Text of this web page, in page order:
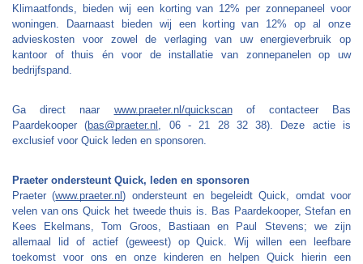
Klimaatfonds, bieden wij een korting van 12% per zonnepaneel voor
woningen. Daarnaast bieden wij een korting van 12% op al onze
advieskosten voor zowel de verlaging van uw energieverbruik op
kantoor of thuis én voor de installatie van zonnepanelen op uw
bedrijfspand.
Ga direct naar www.praeter.nl/quickscan of contacteer Bas
Paardekooper (bas@praeter.nl , 06 - 21 28 32 38). Deze actie is
exclusief voor Quick leden en sponsoren.
Praeter ondersteunt Quick, leden en sponsoren
Praeter (www.praeter.nl) ondersteunt en begeleidt Quick, omdat voor
velen van ons Quick het tweede thuis is. Bas Paardekooper, Stefan en
Kees Ekelmans, Tom Groos, Bastiaan en Paul Stevens; we zijn
allemaal lid of actief (geweest) op Quick. Wij willen een leefbare
toekomst voor ons en onze kinderen en helpen Quick hierin een